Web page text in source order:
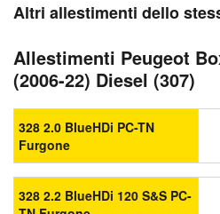
Altri allestimenti dello
Allestimenti Peugeot
(2006-22) Diesel (307)
328 2.0 BlueHDi PC-TN
Furgone
328 2.2 BlueHDi 120 S&S PC-